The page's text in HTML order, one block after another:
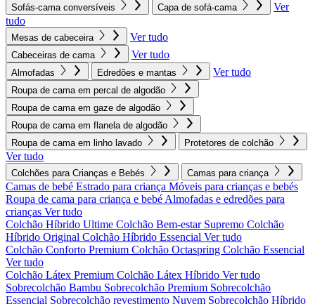
Sofás-cama conversíveis Capa de sofá-cama
Ver
tudo
Mesas de cabeceira Ver tudo
Cabeceiras de cama Ver tudo
Almofadas Edredões e mantas Ver tudo
Roupa de cama em percal de algodão
Roupa de cama em gaze de algodão
Roupa de cama em flanela de algodão
Roupa de cama em linho lavado
Protetores de colchão
Ver tudo
Colchões para Crianças e Bebés Camas para criança
Camas de bebé Estrado para criança Móveis para crianças e bebés
Roupa de cama para criança e bebé Almofadas e edredões para
crianças Ver tudo
Colchão Híbrido Ultime Colchão Bem-estar Supremo Colchão
Híbrido Original Colchão Híbrido Essencial Ver tudo
Colchão Conforto Premium Colchão Octaspring Colchão Essencial
Ver tudo
Colchão Látex Premium Colchão Látex Híbrido Ver tudo
Sobrecolchão Bambu Sobrecolchão Premium Sobrecolchão
Essencial Sobrecolchão revestimento Nuvem Sobrecolchão Híbrido